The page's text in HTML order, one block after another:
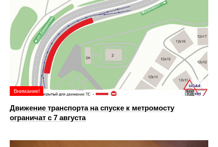
Внимание!
Движение транспорта на спуске к метромосту
ограничат с 7 августа